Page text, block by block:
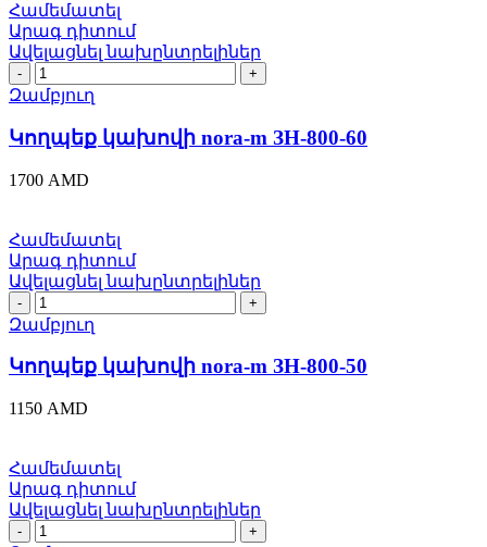
Համեմատել
Արագ դիտում
Ավելացնել նախընտրելիներ
Կողպեք
կախովի
nora-
m
ЗН-800-
60
quantity
Զամբյուղ
Կողպեք կախովի nora-m ЗН-800-60
1700 AMD
Համեմատել
Արագ դիտում
Ավելացնել նախընտրելիներ
Կողպեք
կախովի
nora-
m
ЗН-800-
50
quantity
Զամբյուղ
Կողպեք կախովի nora-m ЗН-800-50
1150 AMD
Համեմատել
Արագ դիտում
Ավելացնել նախընտրելիներ
Կողպեք